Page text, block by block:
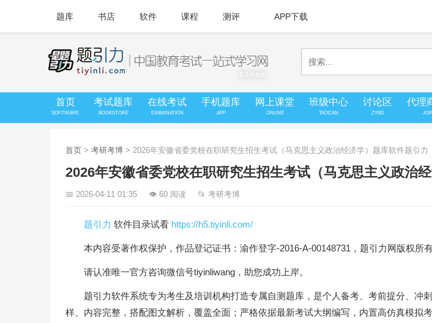
题库 书店 软件 课程 测评 APP下载
首页
SOFTWARE
考试题库
BOOKSTORE
在线考试
EXAMINATION
手机题库
APP
网上课堂
ONLINE
班级中心
TAOCAN
讨论区
ZYBD
代理
首页 > 考研考博 > 2026年安徽省委党校在职研究生招生考试（马克思主义政治经济学）题库软件题引力
2026年安徽省委党校在职研究生招生考试（马克思主义政治
📅 2026-04-11 01:35 👁 60 阅读 📂 考研考博
题引力 软件目录试看 https://h5.tiyinli.com/
本内容受著作权保护，作品登记证书：渝作登字-2016-A-00148731，题引力网版权所有
请认准唯一官方咨询微信号tiyinliwang，助您成功上岸。
题引力软件系统专为考生及培训机构打造专属自测题库，是个人备考、考前提分、冲
样、内容完整，搭配图文解析，覆盖全面；严格依据最新考试大纲编写，内置高仿真模拟